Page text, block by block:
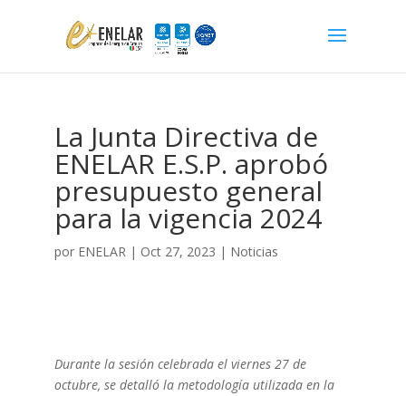
La Junta Directiva de
ENELAR E.S.P. aprobó
presupuesto general
para la vigencia 2024
por ENELAR| Oct 27, 2023 | Noticias
Durante la sesión celebrada el viernes 27 de
octubre, se detalló la metodología utilizada en la